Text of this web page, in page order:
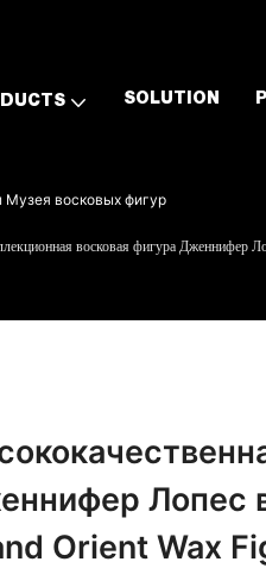
SOLUTION
Музея восковых фигур
восковая фигура Дженнифер
Лопес
Orient Wax